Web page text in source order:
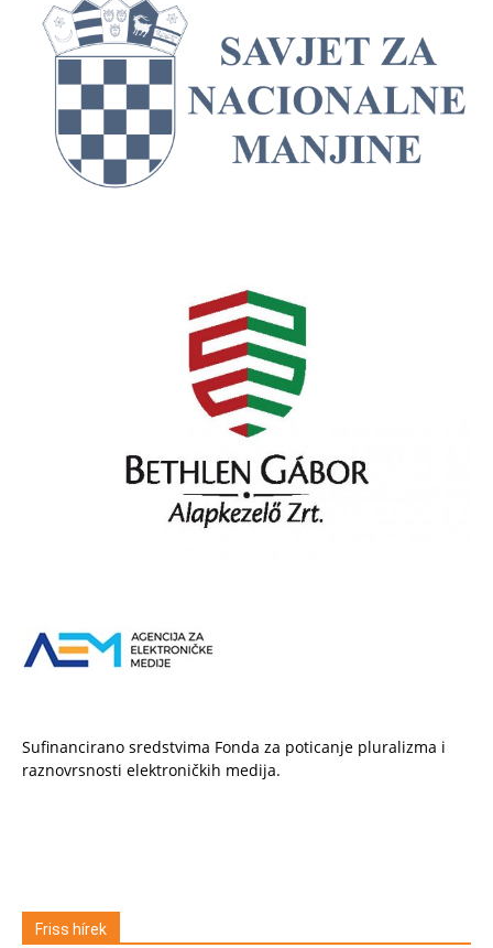
Sufinancirano sredstvima Fonda za poticanje pluralizma i
raznovrsnosti elektroničkih medija.
Friss hírek